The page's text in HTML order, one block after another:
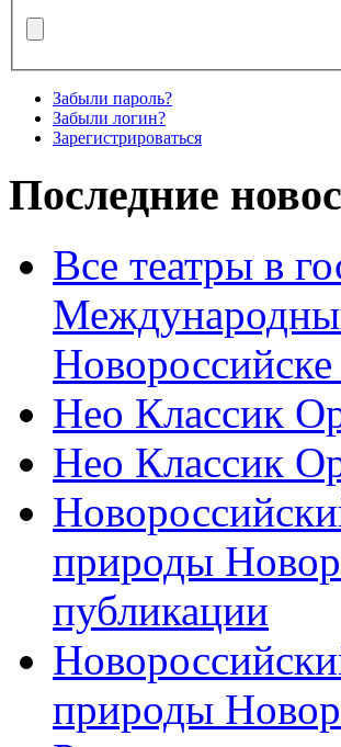
Забыли пароль?
Забыли логин?
Зарегистрироваться
Последние
Все театры в
Новороссийске
Нео Классик
Нео Классик
природы
публикации
природы